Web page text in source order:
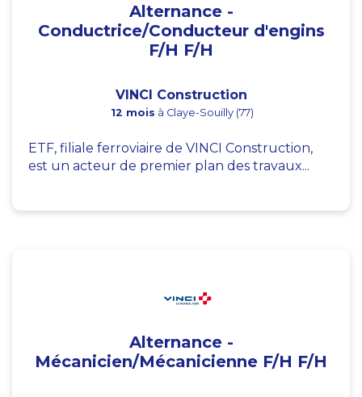
Alternance -
Conductrice/Conducteur d'engins
F/H F/H
VINCI Construction
12 mois à Claye-Souilly (77)
ETF, filiale ferroviaire de VINCI Construction,
est un acteur de premier plan des travaux...
Alternance -
Mécanicien/Mécanicienne F/H F/H